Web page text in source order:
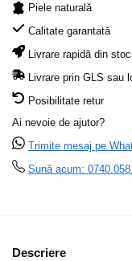
Piele naturală
Calitate garantată
Livrare rapidă din stoc
Livrare prin GLS sau
Posibilitate retur
Ai nevoie de ajutor?
Trimite mesaj pe
Sună acum:
Descriere